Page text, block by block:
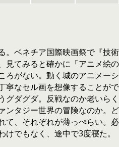
。ベネチア国際映画祭で『技術
見てみると確かに「アニメ絵の
ろがない。動く城のアニメーシ
寧なセル画を想像することがで
グダグダ。反戦なのか老いらく
ンタジー世界の冒険なのか。ど
て、それぞれが薄っぺらい。必
でもなく、途中で3度寝た。